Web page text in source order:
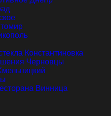
Константиновка
Черновцы
Винница